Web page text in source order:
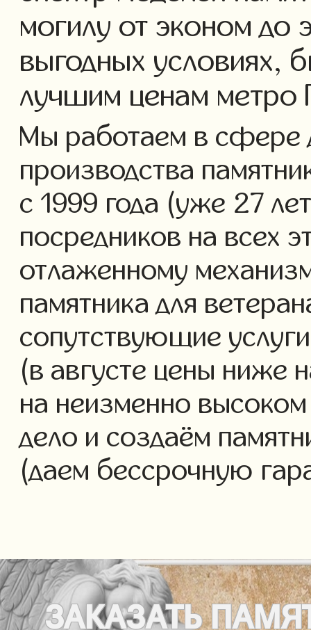
могилу от эконом до
выгодных условиях,
лучшим ценам метро
Мы работаем в сфере
производства
с 1999 года (уже 27
посредников на всех
отлаженному
памятника для
сопутствующие
(в августе цены ниже
на неизменно
дело и создаём
(даем бессрочную
ЗАКАЗАТЬ